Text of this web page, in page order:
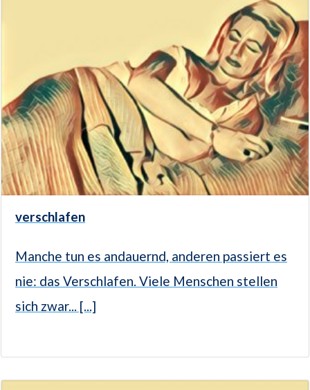
verschlafen
Manche tun es andauernd, anderen passiert es
nie: das Verschlafen. Viele Menschen stellen
sich zwar... [...]